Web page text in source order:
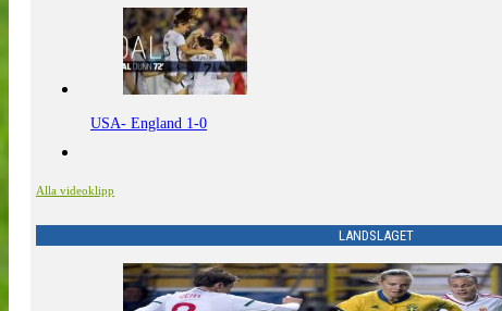
USA- England 1-0
Alla videoklipp
LANDSLAGET